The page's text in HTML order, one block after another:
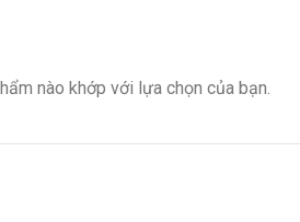
nào khớp với lựa chọn của bạn.